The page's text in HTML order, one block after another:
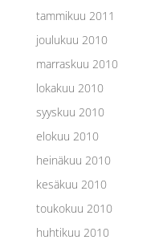
tammikuu 2011
joulukuu 2010
marraskuu 2010
lokakuu 2010
syyskuu 2010
elokuu 2010
heinäkuu 2010
kesäkuu 2010
toukokuu 2010
huhtikuu 2010